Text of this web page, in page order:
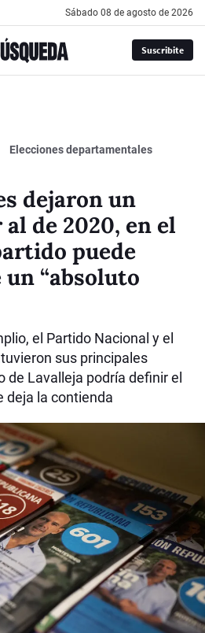
sábado 08 de agosto de 2026
Suscribite
Elecciones departamentales
dejaron un
de 2020, en el
puede
“absoluto
el Partido Nacional y el
sus principales
de Lavalleja podría definir el
deja la contienda